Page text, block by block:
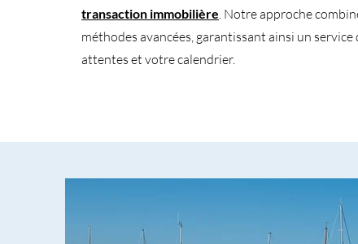
transaction immobilière. Notre approche
méthodes avancées, garantissant ainsi un
attentes et votre calendrier.